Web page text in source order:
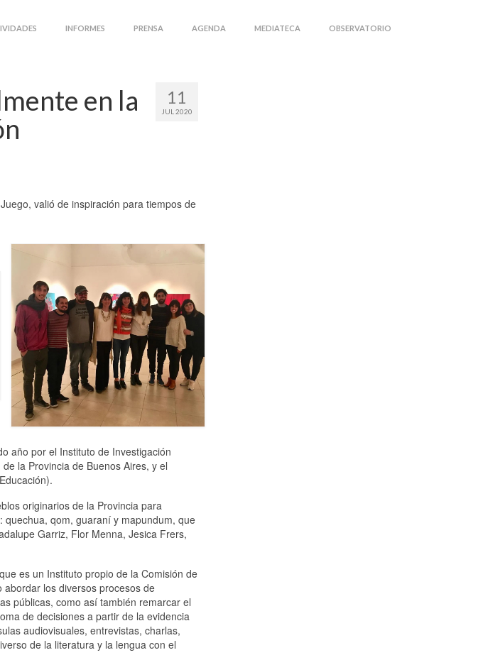
INFORMES PRENSA AGENDA MEDIATECA OBSERVATORIO
11
JUL 2020
en la
valió de inspiración para tiempos de
año por el Instituto de Investigación
la Provincia de Buenos Aires, y el
originarios de la Provincia para
qom, guaraní y mapundum, que
Garriz, Flor Menna, Jesica Frers,
es un Instituto propio de la Comisión de
abordar los diversos procesos de
públicas, como así también remarcar el
de decisiones a partir de la evidencia
audiovisuales, entrevistas, charlas,
de la literatura y la lengua con el